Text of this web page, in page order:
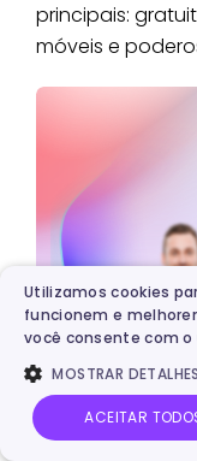
principais:
móveis e
Vidnoz AI -
Utilizamos cookies
funcionem e
você consente com
MOSTRAR DETALHES
ACEITAR